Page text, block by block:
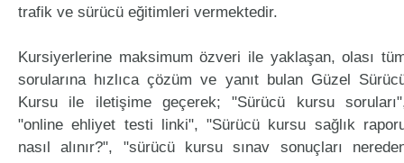
trafik ve sürücü eğitimleri vermektedir.
Kursiyerlerine maksimum özveri ile yaklaşan, olası
sorularına hızlıca çözüm ve yanıt bulan Güzel
Kursu ile iletişime geçerek; "Sürücü kursu
"online ehliyet testi linki", "Sürücü kursu sağlık
nasıl alınır?", "sürücü kursu sınav sonuçları